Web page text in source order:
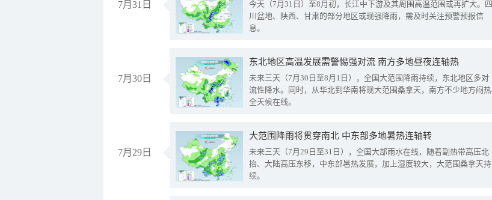
7月31日
今天（7月31日）至8月初，长江中下游及其周围高温范围或再扩大。四
川盆地、陕西、甘肃的部分地区或现强降雨，需及时关注预警预报信
息。
7月30日
东北地区高温发展需警惕强对流 南方多地昼夜连轴热
未来三天（7月30日至8月1日），全国大范围降雨持续，东北地区多对
流性降水。同时，从华北到华南将现大范围桑拿天，南方不少地方闷热
全天候在线。
7月29日
大范围降雨将贯穿南北 中东部多地暑热连轴转
未来三天（7月29日至31日），全国大部雨水在线，随着副热带高压北
抬、大陆高压东移，中东部暑热发展，加上湿度较大，大范围桑拿天持
续。